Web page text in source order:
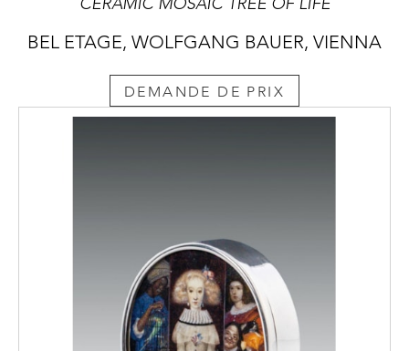
CERAMIC MOSAIC TREE OF LIFE
BEL ETAGE, WOLFGANG BAUER, VIENNA
DEMANDE DE PRIX